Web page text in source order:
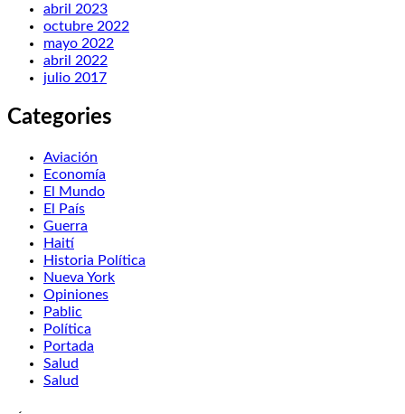
abril 2023
octubre 2022
mayo 2022
abril 2022
julio 2017
Categories
Aviación
Economía
El Mundo
El País
Guerra
Haití
Historia Política
Nueva York
Opiniones
Pablic
Política
Portada
Salud
Salud